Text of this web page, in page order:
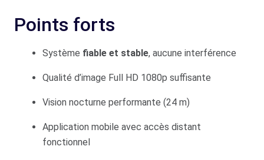
Points forts
Système fiable et stable, aucune interférence
Qualité d’image Full HD 1080p suffisante
Vision nocturne performante (24 m)
Application mobile avec accès distant
fonctionnel